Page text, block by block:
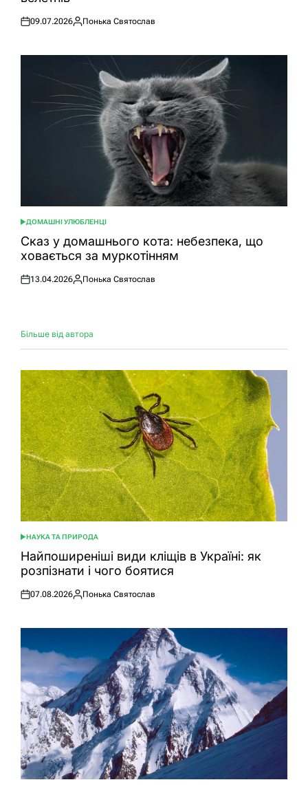
Оприлюднено
09.07.2026
Опубліковано
Понька Святослав
ОПУБЛІКУВАТИ
У
ДОМАШНІ УЛЮБЛЕНЦІ
Сказ у домашнього кота: небезпека, що
ховається за муркотінням
Оприлюднено
13.04.2026
Опубліковано
Понька Святослав
Більше від автора
ОПУБЛІКУВАТИ
У
НАУКА ТА ПРИРОДА
Найпоширеніші види кліщів в Україні: як
розпізнати і чого боятися
Оприлюднено
07.08.2026
Опубліковано
Понька Святослав